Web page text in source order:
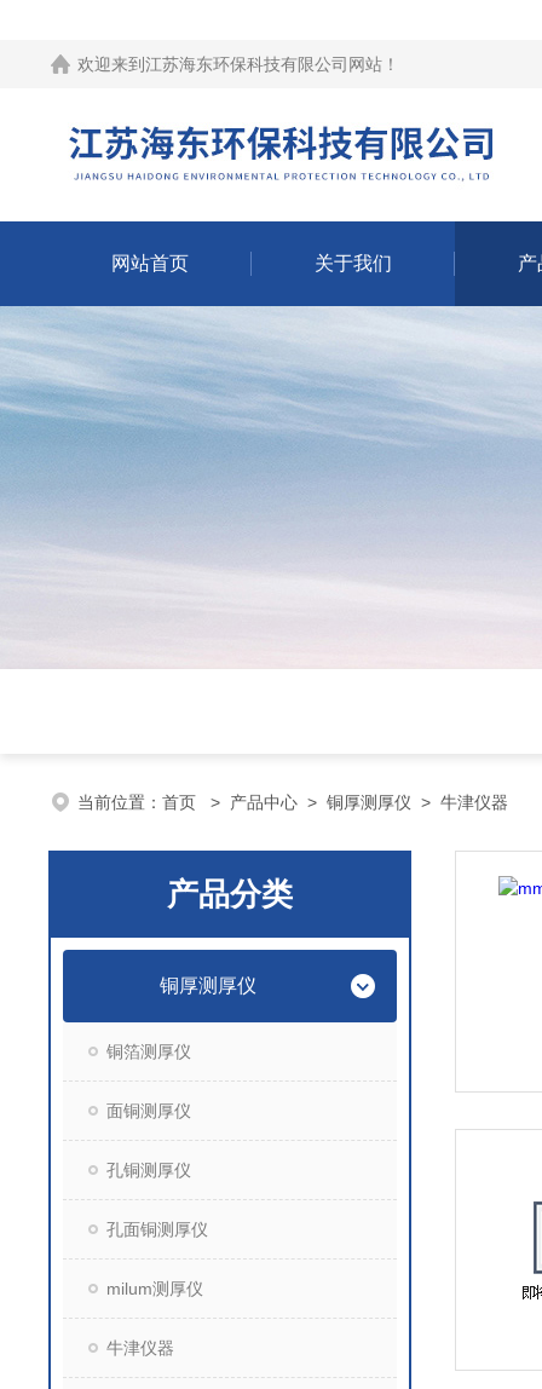
欢迎来到江苏海东环保科技有限公司网站！
网站首页 关于我们 产
当前位置： 首页 > 产品中心 > 铜厚测厚仪 > 牛津仪器
产品分类
铜厚测厚仪
铜箔测厚仪
面铜测厚仪
孔铜测厚仪
孔面铜测厚仪
milum测厚仪
牛津仪器